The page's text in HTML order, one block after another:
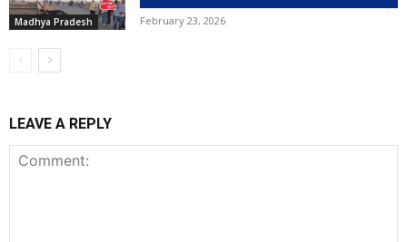
Madhya Pradesh February 23, 2026
LEAVE A REPLY